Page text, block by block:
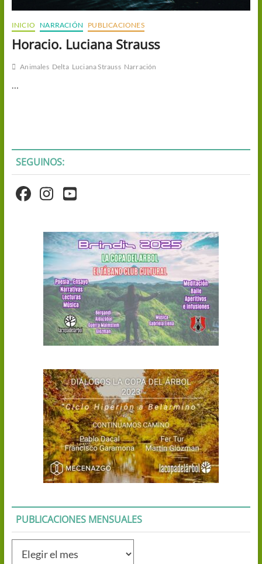
INICIO NARRACIÓN PUBLICACIONES
Horacio. Luciana Strauss
Animales Delta Luciana Strauss Narración
SEGUINOS:
PUBLICACIONES MENSUALES
mensuales